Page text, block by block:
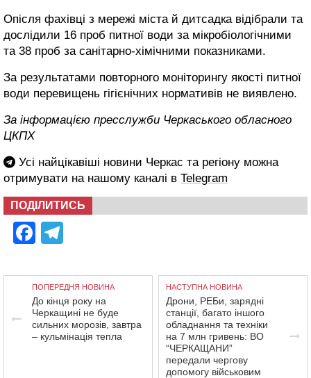
Опісля фахівці з мережі міста й дитсадка відібрали та
дослідили 16 проб питної води за мікробіологічними
та 38 проб за санітарно-хімічними показниками.
За результатами повторного моніторингу якості питної
води перевищень гігієнічних нормативів не виявлено.
За інформацією пресслужби Черкаського обласного
ЦКПХ
Усі найцікавіші новини Черкас та регіону можна
отримувати на нашому каналі в Telegram
ПОДІЛИТИСЬ
Facebook
ПОПЕРЕДНЯ НОВИНА
До кінця року на
Черкащині не буде
сильних морозів, завтра
– кульмінація тепла
НАСТУПНА НОВИНА
Дрони, РЕБи, зарядні
станції, багато іншого
обладнання та техніки
на 7 млн гривень: ВО
“ЧЕРКАЩАНИ”
передали чергову
допомогу військовим